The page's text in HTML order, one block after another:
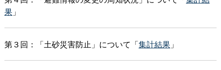
果」
第３回：「土砂災害防止」について「集計結果」